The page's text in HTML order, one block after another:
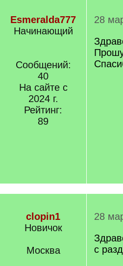
Esmeralda777
Начинающий
Сообщений:
40
На сайте с
2024 г.
Рейтинг:
89
28
clopin1
Новичок
Москва
28
с